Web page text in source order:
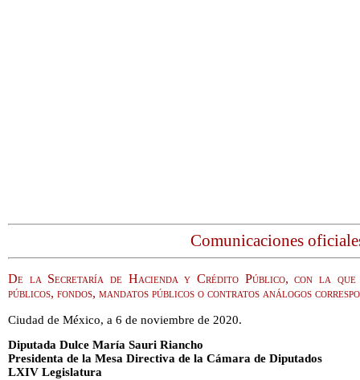
Comunicaciones
De la Secretaría de Hacienda y Crédito Público, con la que
públicos, fondos, mandatos públicos o contratos análogos
Ciudad de México, a 6 de noviembre de 2020.
Diputada Dulce María Sauri Riancho
Presidenta de la Mesa Directiva de la Cámara de Diputados
LXIV Legislatura